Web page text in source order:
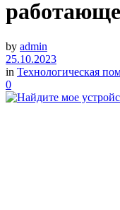
by admin
25.10.2023
in Технологическая
0